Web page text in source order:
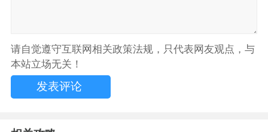
请自觉遵守互联网相关政策法规，只代表网友观点，与
本站立场无关！